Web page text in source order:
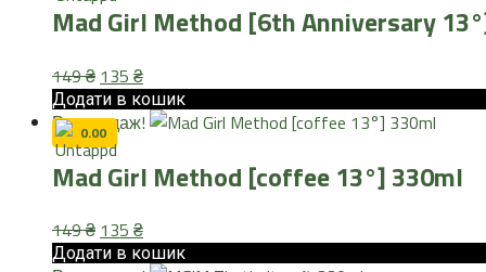
Mad Girl Method [6th Anniversary
149₴ Оригінальна
ціна:
149 ₴.
135 ₴Поточна
ціна:
135 ₴.
Додати в кошик
Розпродаж!
0.00
Mad Girl Method [coffee 13°] 330ml
149₴ Оригінальна
ціна:
135 ₴Поточна
ціна:
Додати в кошик